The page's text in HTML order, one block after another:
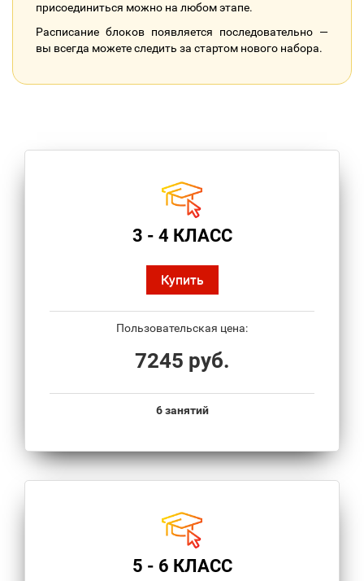
присоединиться можно на любом этапе.
Расписание блоков появляется последовательно —
вы всегда можете следить за стартом нового набора.
3 - 4 КЛАСС
Купить
Пользовательская цена:
7245 руб.
6 занятий
5 - 6 КЛАСС